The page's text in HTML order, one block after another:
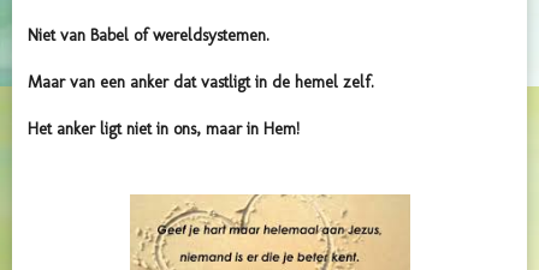
Niet van Babel of wereldsystemen.
Maar van een anker dat vastligt in de hemel zelf.
Het anker ligt niet in ons, maar in Hem!